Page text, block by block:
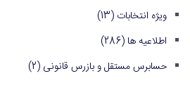
ویژه انتخابات (13)
اطلاعیه ها (286)
حسابرس مستقل و بازرس قانونی (2)